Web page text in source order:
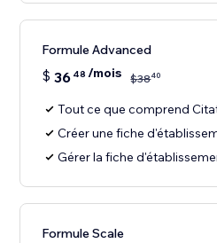
Formule Advanced
$ 36 48 /mois $3840
Tout ce que comprend
Créer une fiche
Gérer la fiche
Formule Scale